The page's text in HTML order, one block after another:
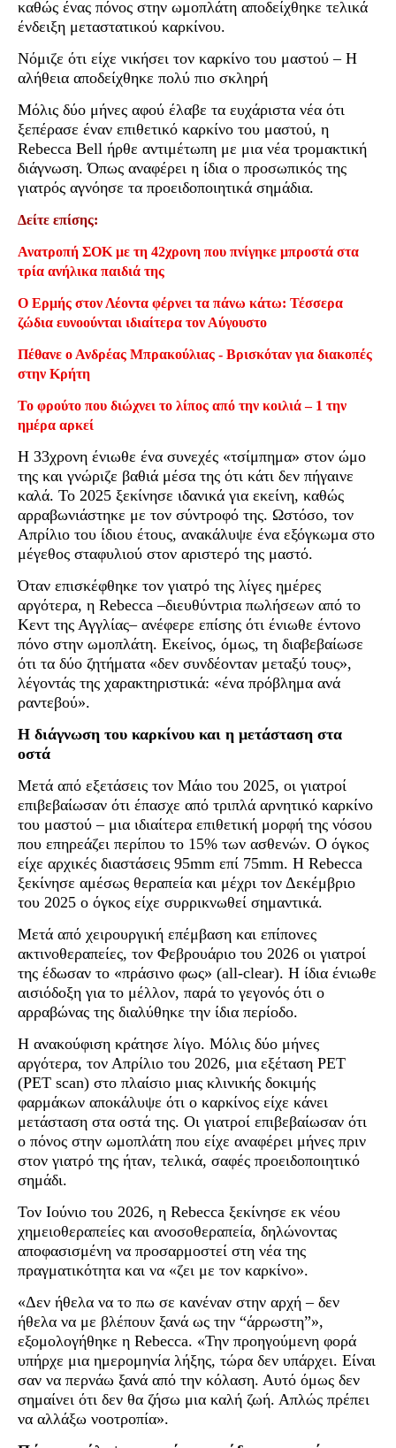
καθώς ένας πόνος στην ωμοπλάτη αποδείχθηκε τελικά
ένδειξη μεταστατικού καρκίνου.
Νόμιζε ότι είχε νικήσει τον καρκίνο του μαστού – Η
αλήθεια αποδείχθηκε πολύ πιο σκληρή
Μόλις δύο μήνες αφού έλαβε τα ευχάριστα νέα ότι
ξεπέρασε έναν επιθετικό καρκίνο του μαστού, η
Rebecca Bell ήρθε αντιμέτωπη με μια νέα τρομακτική
διάγνωση. Όπως αναφέρει η ίδια ο προσωπικός της
γιατρός αγνόησε τα προειδοποιητικά σημάδια.
Δείτε επίσης:
Ανατροπή ΣΟΚ με τη 42χρονη που πνίγηκε μπροστά στα
τρία ανήλικα παιδιά της
Ο Ερμής στον Λέοντα φέρνει τα πάνω κάτω: Τέσσερα
ζώδια ευνοούνται ιδιαίτερα τον Αύγουστο
Πέθανε ο Ανδρέας Μπρακούλιας - Βρισκόταν για διακοπές
στην Κρήτη
Το φρούτο που διώχνει το λίπος από την κοιλιά – 1 την
ημέρα αρκεί
Η 33χρονη ένιωθε ένα συνεχές «τσίμπημα» στον ώμο
της και γνώριζε βαθιά μέσα της ότι κάτι δεν πήγαινε
καλά. Το 2025 ξεκίνησε ιδανικά για εκείνη, καθώς
αρραβωνιάστηκε με τον σύντροφό της. Ωστόσο, τον
Απρίλιο του ίδιου έτους, ανακάλυψε ένα εξόγκωμα στο
μέγεθος σταφυλιού στον αριστερό της μαστό.
Όταν επισκέφθηκε τον γιατρό της λίγες ημέρες
αργότερα, η Rebecca –διευθύντρια πωλήσεων από το
Κεντ της Αγγλίας– ανέφερε επίσης ότι ένιωθε έντονο
πόνο στην ωμοπλάτη. Εκείνος, όμως, τη διαβεβαίωσε
ότι τα δύο ζητήματα «δεν συνδέονταν μεταξύ τους»,
λέγοντάς της χαρακτηριστικά: «ένα πρόβλημα ανά
ραντεβού».
Η διάγνωση του καρκίνου και η μετάσταση στα
οστά
Μετά από εξετάσεις τον Μάιο του 2025, οι γιατροί
επιβεβαίωσαν ότι έπασχε από τριπλά αρνητικό καρκίνο
του μαστού – μια ιδιαίτερα επιθετική μορφή της νόσου
που επηρεάζει περίπου το 15% των ασθενών. Ο όγκος
είχε αρχικές διαστάσεις 95mm επί 75mm. Η Rebecca
ξεκίνησε αμέσως θεραπεία και μέχρι τον Δεκέμβριο
του 2025 ο όγκος είχε συρρικνωθεί σημαντικά.
Μετά από χειρουργική επέμβαση και επίπονες
ακτινοθεραπείες, τον Φεβρουάριο του 2026 οι γιατροί
της έδωσαν το «πράσινο φως» (all-clear). Η ίδια ένιωθε
αισιόδοξη για το μέλλον, παρά το γεγονός ότι ο
αρραβώνας της διαλύθηκε την ίδια περίοδο.
Η ανακούφιση κράτησε λίγο. Μόλις δύο μήνες
αργότερα, τον Απρίλιο του 2026, μια εξέταση PET
(PET scan) στο πλαίσιο μιας κλινικής δοκιμής
φαρμάκων αποκάλυψε ότι ο καρκίνος είχε κάνει
μετάσταση στα οστά της. Οι γιατροί επιβεβαίωσαν ότι
ο πόνος στην ωμοπλάτη που είχε αναφέρει μήνες πριν
στον γιατρό της ήταν, τελικά, σαφές προειδοποιητικό
σημάδι.
Τον Ιούνιο του 2026, η Rebecca ξεκίνησε εκ νέου
χημειοθεραπείες και ανοσοθεραπεία, δηλώνοντας
αποφασισμένη να προσαρμοστεί στη νέα της
πραγματικότητα και να «ζει με τον καρκίνο».
«Δεν ήθελα να το πω σε κανέναν στην αρχή – δεν
ήθελα να με βλέπουν ξανά ως την “άρρωστη”»,
εξομολογήθηκε η Rebecca. «Την προηγούμενη φορά
υπήρχε μια ημερομηνία λήξης, τώρα δεν υπάρχει. Είναι
σαν να περνάω ξανά από την κόλαση. Αυτό όμως δεν
σημαίνει ότι δεν θα ζήσω μια καλή ζωή. Απλώς πρέπει
να αλλάξω νοοτροπία».